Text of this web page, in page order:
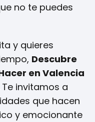
no te puedes
y quieres
Descubre
en Valencia
Te invitamos a
que hacen
y emocionante